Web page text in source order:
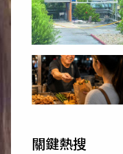
關鍵熱搜